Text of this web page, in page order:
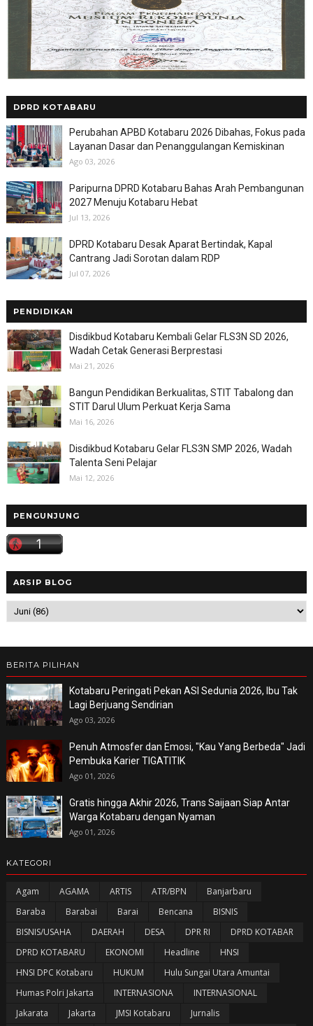
DPRD KOTABARU
Perubahan APBD Kotabaru 2026 Dibahas, Fokus pada
Layanan Dasar dan Penanggulangan Kemiskinan
Ago 03, 2026
Paripurna DPRD Kotabaru Bahas Arah Pembangunan
2027 Menuju Kotabaru Hebat
Jul 13, 2026
DPRD Kotabaru Desak Aparat Bertindak, Kapal
Cantrang Jadi Sorotan dalam RDP
Jul 07, 2026
PENDIDIKAN
Disdikbud Kotabaru Kembali Gelar FLS3N SD 2026,
Wadah Cetak Generasi Berprestasi
Mai 21, 2026
Bangun Pendidikan Berkualitas, STIT Tabalong dan
STIT Darul Ulum Perkuat Kerja Sama
Mai 16, 2026
Disdikbud Kotabaru Gelar FLS3N SMP 2026, Wadah
Talenta Seni Pelajar
Mai 12, 2026
PENGUNJUNG
ARSIP BLOG
BERITA PILIHAN
Kotabaru Peringati Pekan ASI Sedunia 2026, Ibu Tak
Lagi Berjuang Sendirian
Ago 03, 2026
Penuh Atmosfer dan Emosi, "Kau Yang Berbeda" Jadi
Pembuka Karier TIGATITIK
Ago 01, 2026
Gratis hingga Akhir 2026, Trans Saijaan Siap Antar
Warga Kotabaru dengan Nyaman
Ago 01, 2026
KATEGORI
Agam AGAMA ARTIS ATR/BPN
Banjarbaru
Baraba
Barabai Barai Bencana
BISNIS
BISNIS/USAHA
DAERAH DESA DPR RI
DPRD KOTABAR
DPRD KOTABARU
EKONOMI Headline
HNSI
HNSI DPC Kotabaru
HUKUM
Hulu Sungai Utara Amuntai
Humas Polri Jakarta
INTERNASIONA
INTERNASIONAL
Jakarata
Jakarta JMSI Kotabaru
Jurnalis